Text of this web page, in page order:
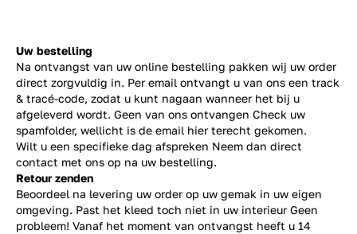
Uw bestelling
Na ontvangst van uw online bestelling pakken wij uw order
direct zorgvuldig in. Per email ontvangt u van ons een track
& tracé-code, zodat u kunt nagaan wanneer het bij u
afgeleverd wordt. Geen van ons ontvangen Check uw
spamfolder, wellicht is de email hier terecht gekomen.
Wilt u een specifieke dag afspreken Neem dan direct
contact met ons op na uw bestelling.
Retour zenden
Beoordeel na levering uw order op uw gemak in uw eigen
omgeving. Past het kleed toch niet in uw interieur Geen
probleem! Vanaf het moment van ontvangst heeft u 14